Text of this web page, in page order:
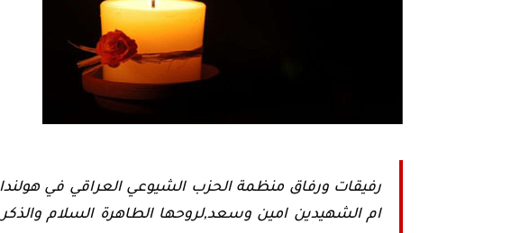
رفيقات ورفاق منظمة الحزب الشيوعي العراقي في هولندا
ام الشهيدين امين وسعد,لروحها الطاهرة السلام